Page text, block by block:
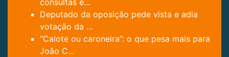
consultas e...
Deputado da oposição pede vista e adia
votação da ...
“Calote ou caroneira”: o que pesa mais para
João C...